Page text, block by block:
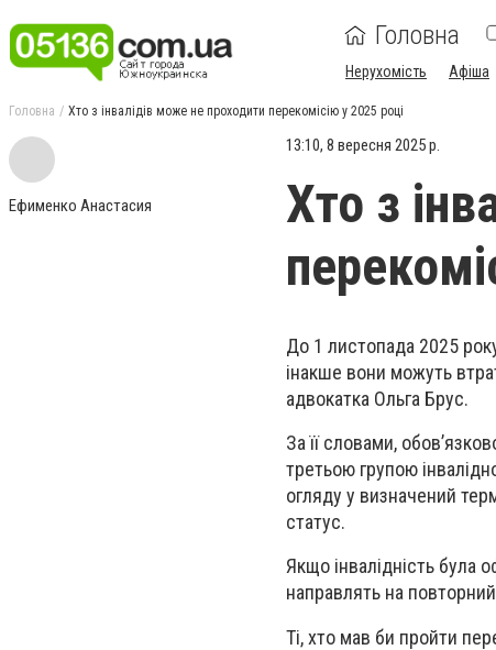
Головна
Нерухомість Афіша
Головна Хто з інвалідів може не проходити перекомісію у 2025 році
Ефименко Анастасия
13:10, 8 вересня 2025 р.
Хто з
До 1 листопада 2025
інакше вони можуть
адвокатка Ольга Брус.
За її словами,
третьою групою
огляду у визначений
статус.
Якщо інвалідність була
направлять на
Ті, хто мав би пройти